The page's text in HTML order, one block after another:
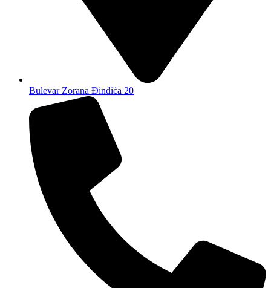
Bulevar Zorana Đinđića 20